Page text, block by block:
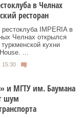
в Челнах
ресторан
IMPERIA в
Челнах открылся
кухни
...
15:30
и МГТУ им. Баумана
шум